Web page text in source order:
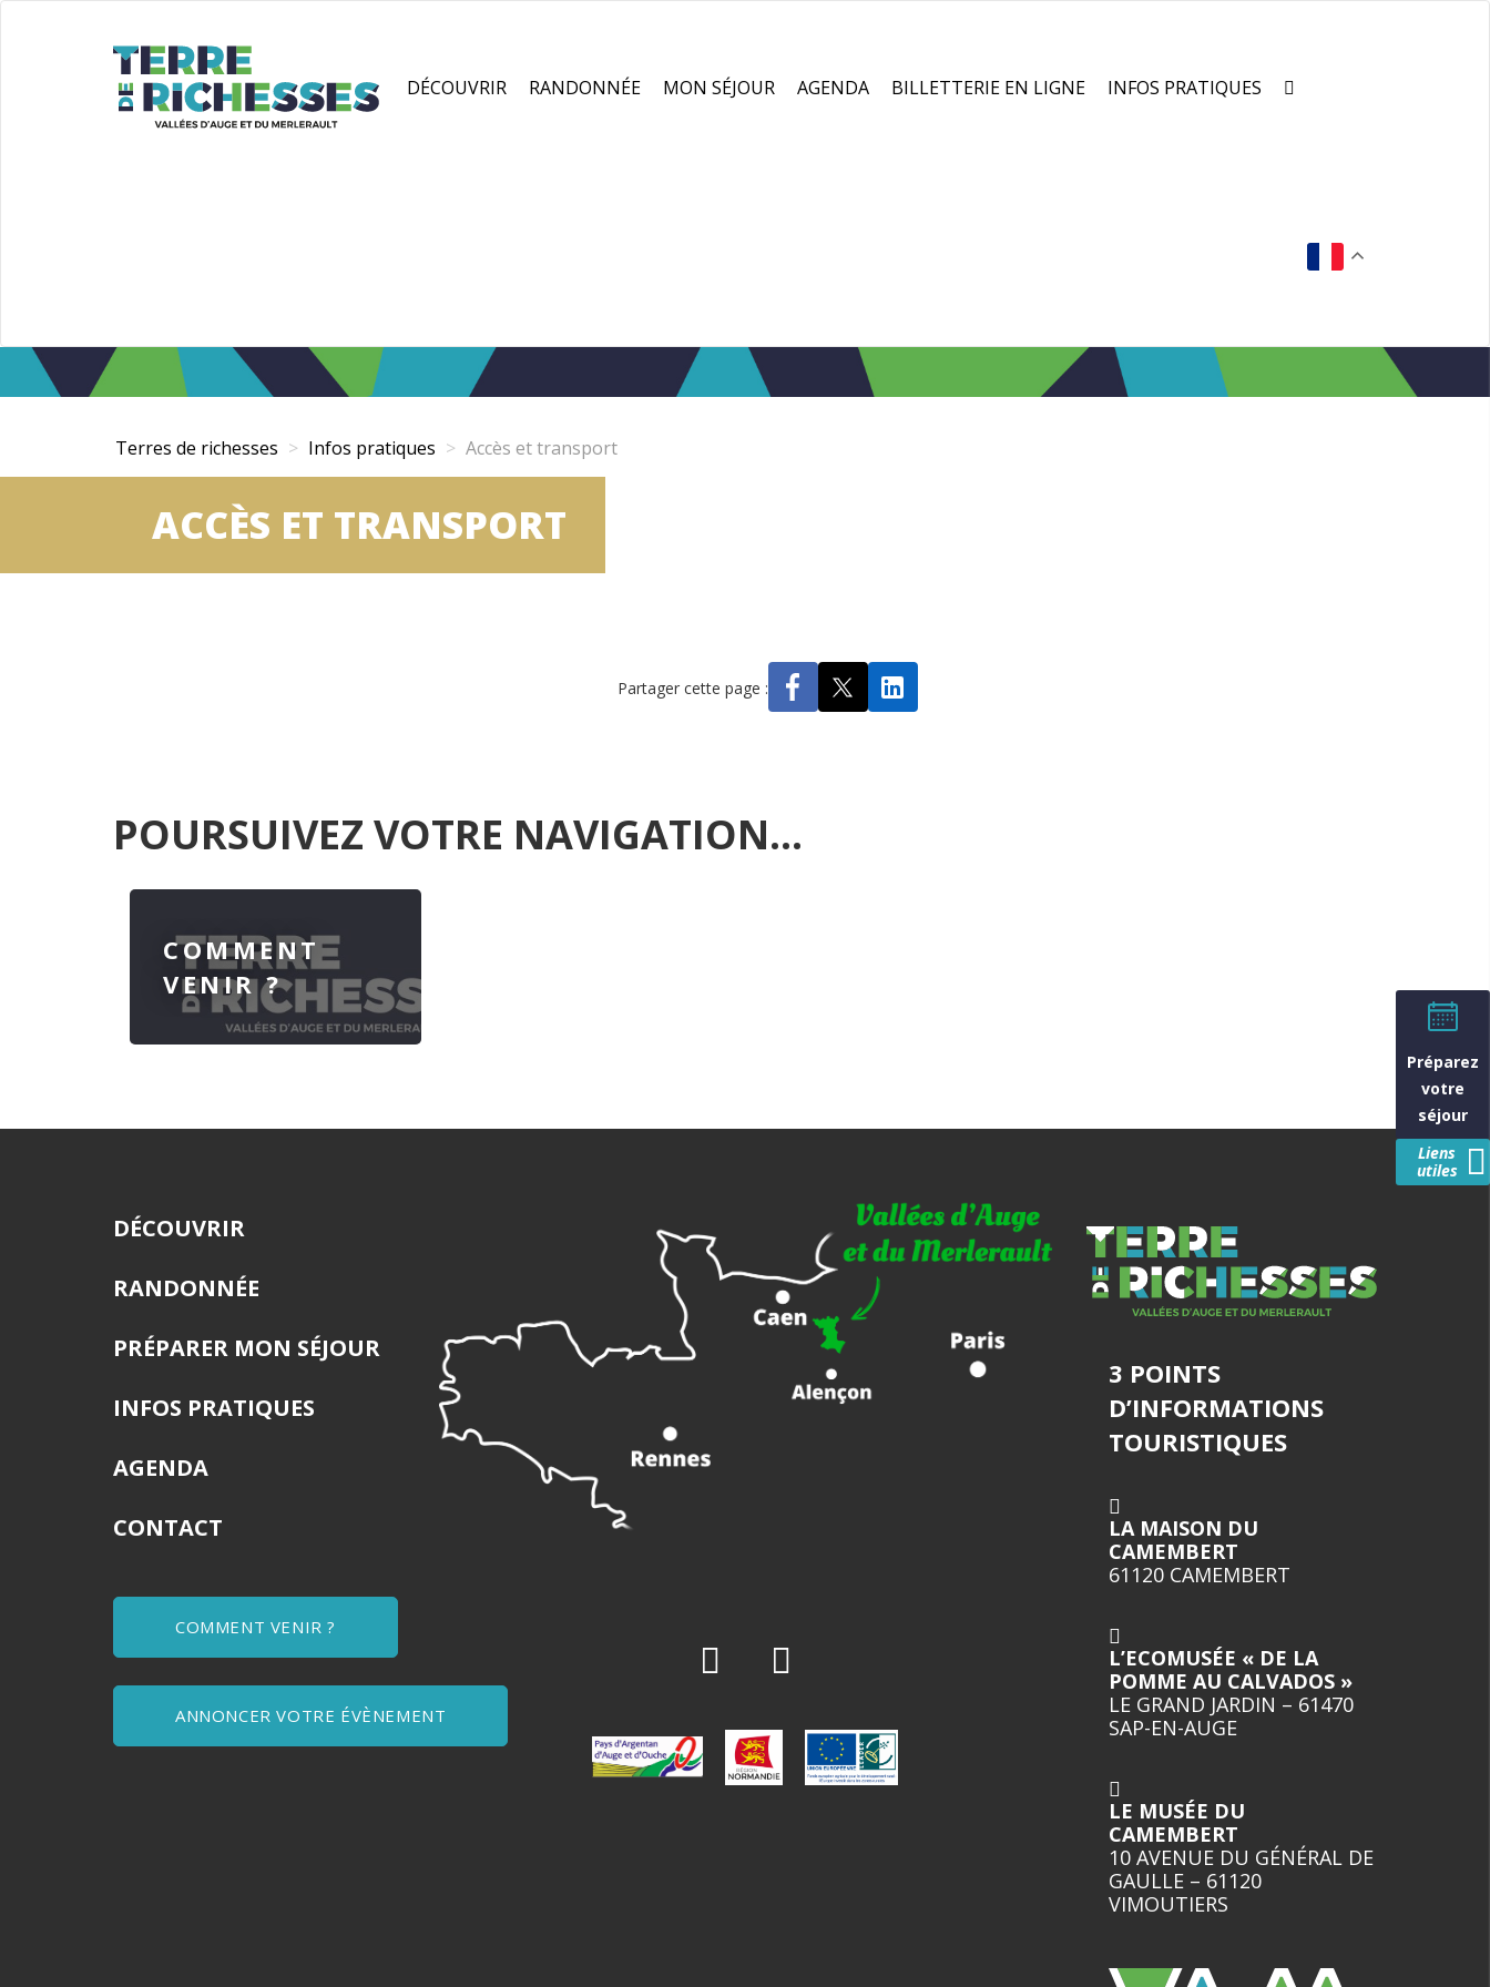
DÉCOUVRIR RANDONNÉE MON SÉJOUR AGENDA BILLETTERIE EN LIGNE INFOS PRATIQUES
Terres de richesses Infos pratiques Accès et transport
ACCÈS ET TRANSPORT
Partager cette page :
POURSUIVEZ VOTRE NAVIGATION...
COMMENT
VENIR ?
DÉCOUVRIR
RANDONNÉE
PRÉPARER MON SÉJOUR
INFOS PRATIQUES
AGENDA
CONTACT
COMMENT VENIR ?
ANNONCER VOTRE ÉVÈNEMENT
3 POINTS
D’INFORMATIONS
TOURISTIQUES
LA MAISON DU
CAMEMBERT
61120 CAMEMBERT
L’ECOMUSÉE « DE LA
POMME AU CALVADOS »
LE GRAND JARDIN – 61470
SAP-EN-AUGE
LE MUSÉE DU
CAMEMBERT
10 AVENUE DU GÉNÉRAL DE
GAULLE – 61120
VIMOUTIERS
Préparez
votre
séjour
Liens
utiles